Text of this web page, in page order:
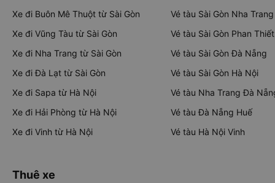
Xe đi Buôn Mê Thuột từ Sài Gòn
Xe đi Vũng Tàu từ Sài Gòn
Xe đi Nha Trang từ Sài Gòn
Xe đi Đà Lạt từ Sài Gòn
Xe đi Sapa từ Hà Nội
Xe đi Hải Phòng từ Hà Nội
Xe đi Vinh từ Hà Nội
Vé tàu Sài Gòn Nha Trang
Vé tàu Sài Gòn Phan Thiết
Vé tàu Sài Gòn Đà Nẵng
Vé tàu Sài Gòn Hà Nội
Vé tàu Nha Trang Đà
Vé tàu Đà Nẵng Huế
Vé tàu Hà Nội Vinh
Thuê xe